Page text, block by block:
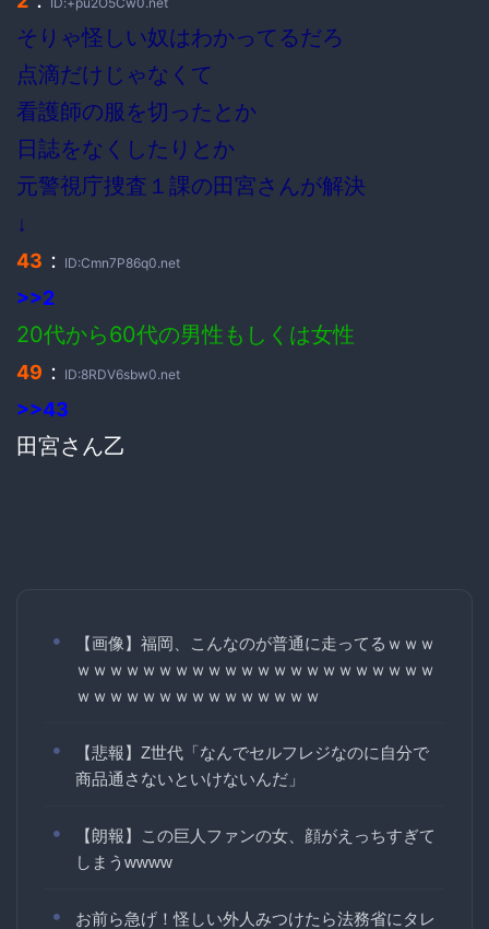
そりゃ怪しい奴はわかってるだろ
点滴だけじゃなくて
看護師の服を切ったとか
日誌をなくしたりとか
元警視庁捜査１課の田宮さんが解決
↓
43 ： ID:Cmn7P86q0.net
>>2
20代から60代の男性もしくは女性
49 ： ID:8RDV6sbw0.net
>>43
田宮さん乙
【画像】福岡、こんなのが普通に走ってるｗｗｗ
ｗｗｗｗｗｗｗｗｗｗｗｗｗｗｗｗｗｗｗｗｗｗ
ｗｗｗｗｗｗｗｗｗｗｗｗｗｗｗ
【悲報】Z世代「なんでセルフレジなのに自分で
商品通さないといけないんだ」
【朗報】この巨人ファンの女、顔がえっちすぎて
しまうwwww
お前ら急げ！怪しい外人みつけたら法務省にタレ